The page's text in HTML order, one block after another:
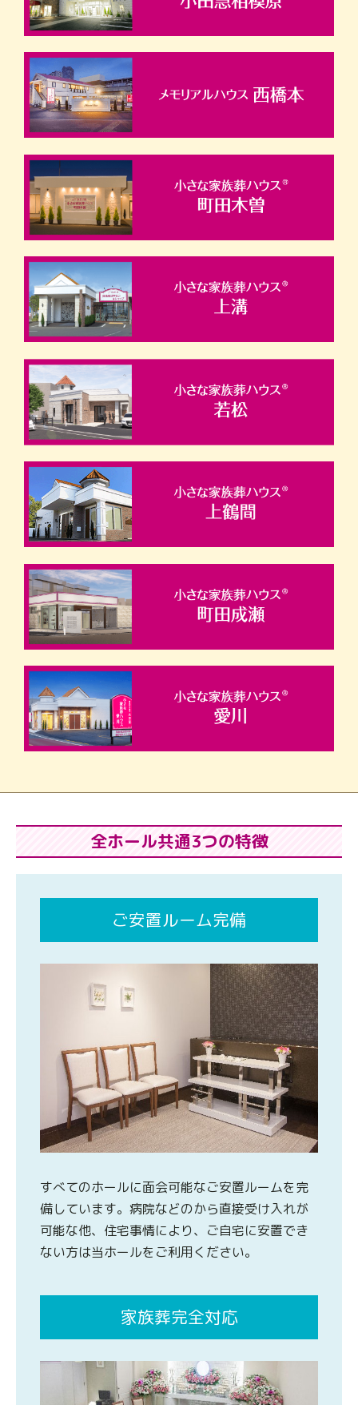
全ホール共通3つの特徴
ご安置ルーム完備
すべてのホールに面会可能なご安置ルームを完
備しています。病院などのから直接受け入れが
可能な他、住宅事情により、ご自宅に安置でき
ない方は当ホールをご利用ください。
家族葬完全対応